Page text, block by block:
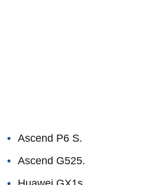
Ascend P6 S.
Ascend G525.